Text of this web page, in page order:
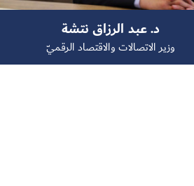
د. عبد الرزاق نتشة
وزير الاتصالات والاقتصاد الرقميّ